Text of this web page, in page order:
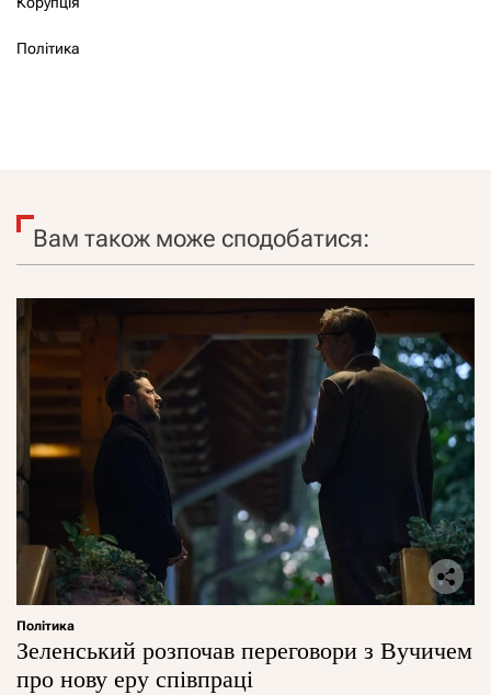
Політика
Вам також може сподобатися:
Політика
Зеленський розпочав переговори з Вучичем
про нову еру співпраці